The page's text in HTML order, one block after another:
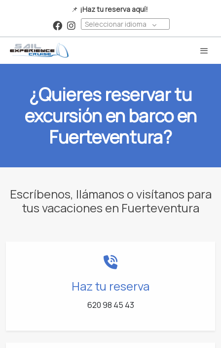
📌 ¡Haz tu reserva aquí!
Seleccionar idioma
¿Quieres reservar tu
excursión en barco en
Fuerteventura?
Escríbenos, llámanos o visítanos para
tus vacaciones en Fuerteventura
Haz tu reserva
620 98 45 43